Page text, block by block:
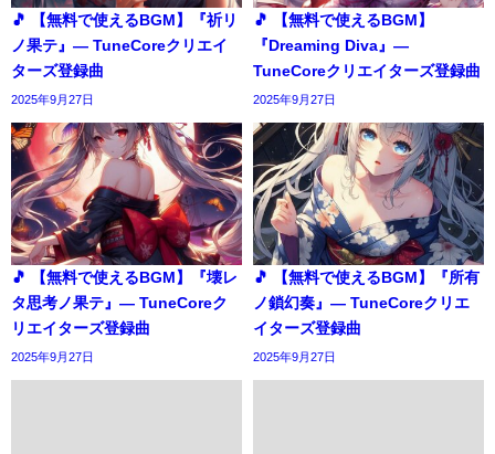
🎵 【無料で使えるBGM】『祈リ
ノ果テ』― TuneCoreクリエイ
ターズ登録曲
2025年9月27日
🎵 【無料で使えるBGM】
『Dreaming Diva』―
TuneCoreクリエイターズ登録曲
2025年9月27日
🎵 【無料で使えるBGM】『壊レ
タ思考ノ果テ』― TuneCoreク
リエイターズ登録曲
2025年9月27日
🎵 【無料で使えるBGM】『所有
ノ鎖幻奏』― TuneCoreクリエ
イターズ登録曲
2025年9月27日